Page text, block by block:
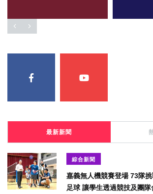
最新新聞
綜合新聞
嘉義無人機競賽登場 73隊
足球 讓學生透過競技及團